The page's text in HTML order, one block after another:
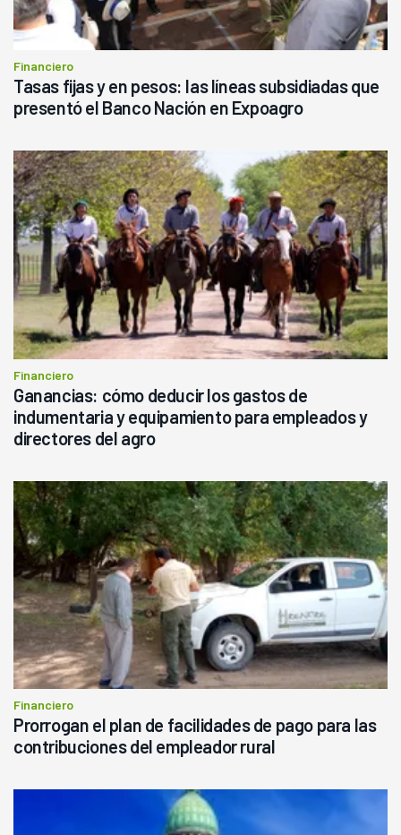
Financiero
Tasas fijas y en pesos: las líneas subsidiadas que
presentó el Banco Nación en Expoagro
Financiero
Ganancias: cómo deducir los gastos de
indumentaria y equipamiento para empleados y
directores del agro
Financiero
Prorrogan el plan de facilidades de pago para las
contribuciones del empleador rural